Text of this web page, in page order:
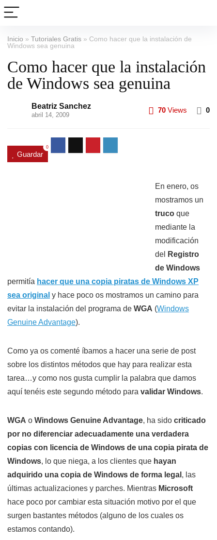
Inicio » Tutoriales Gratis » Como hacer que la instalación de
Windows sea genuina
Como hacer que la instalación
de Windows sea genuina
Beatriz Sanchez
abril 14, 2009
70 Views 0
Guardar
0
En enero, os
mostramos un
truco que
mediante la
modificación
del
Registro
de Windows
permitía hacer que una copia piratas de Windows XP
sea original y hace poco os mostramos un camino para
evitar la instalación del programa de WGA (Windows
Genuine Advantage).
Como ya os comenté íbamos a hacer una serie de post
sobre los distintos métodos que hay para realizar esta
tarea…y como nos gusta cumplir la palabra que damos
aquí tenéis este segundo método para validar Windows.
WGA o Windows Genuine Advantage, ha sido criticado
por no diferenciar adecuadamente una verdadera
copias con licencia de Windows de una copia pirata de
Windows, lo que niega, a los clientes que hayan
adquirido una copia de Windows de forma legal , las
últimas actualizaciones y parches. Mientras Microsoft
hace poco por cambiar esta situación motivo por el que
surgen bastantes métodos (alguno de los cuales os
estamos contando).